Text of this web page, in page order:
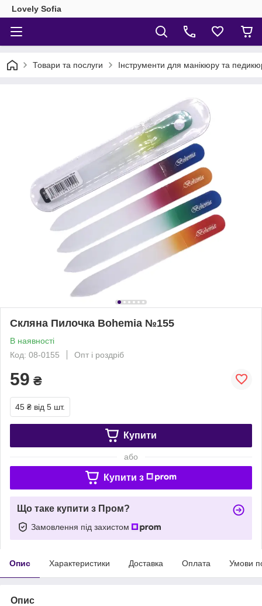
Lovely Sofia
Товари та послуги Інструменти для манікюру та
Скляна Пилочка Bohemia №155
В наявності
Код: 08-0155
Опт і роздріб
59 ₴
45 ₴ від 5 шт.
Купити
або
Купити з
Що таке купити з Пром?
Замовлення під захистом
Опис Характеристики Доставка Оплата Умови
Опис